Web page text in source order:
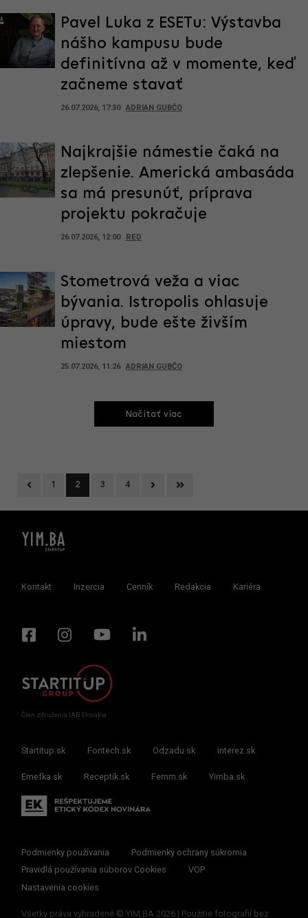
Pavel Luka z ESETu: Výstavba
nášho kampusu bude
definitívna až v momente, keď
začneme stavať
26.07.2026, 17:30 ADRIAN GUBČO
Najkrajšie námestie čaká na
zlepšenie. Americká ambasáda
sa má presunúť, príprava
projektu pokračuje
26.07.2026, 12:00 RED
Stometrová veža a viac
bývania. Istropolis ohlasuje
úpravy, bude ešte živším
miestom
25.07.2026, 11:26 ADRIAN GUBČO
Načitať viac
Previous
1 2 3 4 Last
Kontakt Inzercia Cenník Redakcia Kariéra
Člen združenia IAB Slovakia
Startitup.sk Fontech.sk Odzadu.sk interez.sk
Emefka.sk Receptik.sk Femm.sk Yimba.sk
Podmienky používania
Podmienky ochrany súkromia
Pravidlá používania súborov Cookies
VOP
Nastavenia cookies
Všetky práva vyhradené © YIM.BA 2026 | Použitie fotografií bez